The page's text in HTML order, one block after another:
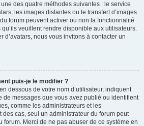
des quatre méthodes suivantes : le service
les images distantes ou le transfert d’images
forum peuvent activer ou non la fonctionnalité
veuillent rendre disponible aux utilisateurs.
d’avatars, nous vous invitons à contacter un
puis-je le modifier ?
dessous de votre nom d’utilisateur, indiquent
de messages que vous avez publié ou identifient
comme les administrateurs et les
cas, seul un administrateur du forum peut
forum. Merci de ne pas abuser de ce système en